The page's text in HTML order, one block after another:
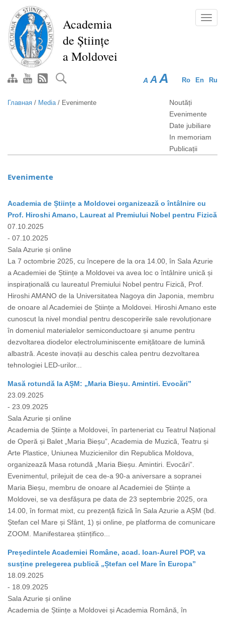
Перейти
основному
содержанию
Academia
de Științe
a Moldovei
Ro En Ru
A A A
Главная / Media/ Evenimente
Noutăți
Evenimente
Date jubiliare
In memoriam
Publicații
Evenimente
Academia de Științe a Moldovei organizează o întâlnire cu
Prof. Hiroshi Amano, Laureat al Premiului Nobel pentru Fizică
07.10.2025
- 07.10.2025
Sala Azurie și online
La 7 octombrie 2025, cu începere de la ora 14.00, în Sala Azurie
a Academiei de Științe a Moldovei va avea loc o întâlnire unică și
inspirațională cu laureatul Premiului Nobel pentru Fizică, Prof.
Hiroshi AMANO de la Universitatea Nagoya din Japonia, membru
de onoare al Academiei de Științe a Moldovei. Hiroshi Amano este
cunoscut la nivel mondial pentru descoperirile sale revoluționare
în domeniul materialelor semiconductoare și anume pentru
dezvoltarea diodelor electroluminiscente emițătoare de lumină
albastră. Aceste inovații au deschis calea pentru dezvoltarea
tehnologiei LED-urilor...
Masă rotundă la AȘM: „Maria Bieșu. Amintiri. Evocări”
23.09.2025
- 23.09.2025
Sala Azurie și online
Academia de Științe a Moldovei, în parteneriat cu Teatrul Național
de Operă și Balet „Maria Bieșu”, Academia de Muzică, Teatru și
Arte Plastice, Uniunea Muzicienilor din Republica Moldova,
organizează Masa rotundă „Maria Bieșu. Amintiri. Evocări”.
Evenimentul, prilejuit de cea de-a 90-a aniversare a sopranei
Maria Bieșu, membru de onoare al Academiei de Științe a
Moldovei, se va desfășura pe data de 23 septembrie 2025, ora
14.00, în format mixt, cu prezență fizică în Sala Azurie a AȘM (bd.
Ștefan cel Mare și Sfânt, 1) și online, pe platforma de comunicare
ZOOM. Manifestarea științifico...
Președintele Academiei Române, acad. Ioan-Aurel POP, va
susține prelegerea publică „Ștefan cel Mare în Europa”
18.09.2025
- 18.09.2025
Sala Azurie și online
Academia de Științe a Moldovei și Academia Română, în